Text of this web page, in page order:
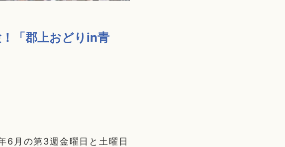
「郡上おどりin青
6月の第3週金曜日と土曜日